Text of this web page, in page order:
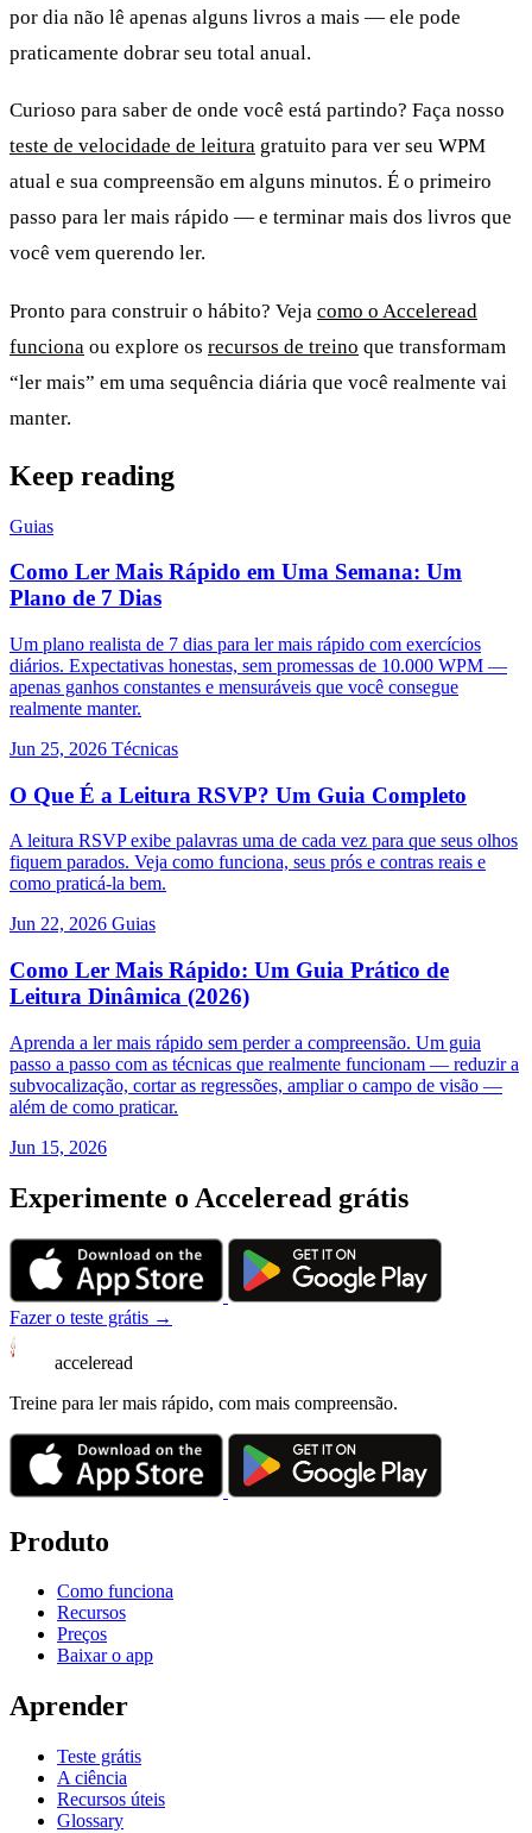
por dia não lê apenas alguns livros a mais — ele pode
praticamente dobrar seu total anual.
Curioso para saber de onde você está partindo? Faça nosso
teste de velocidade de leitura gratuito para ver seu WPM
atual e sua compreensão em alguns minutos. É o primeiro
passo para ler mais rápido — e terminar mais dos livros que
você vem querendo ler.
Pronto para construir o hábito? Veja como o Acceleread
funciona ou explore os recursos de treino que transformam
“ler mais” em uma sequência diária que você realmente vai
manter.
Keep reading
Guias
Como Ler Mais Rápido em Uma Semana: Um
Plano de 7 Dias
Um plano realista de 7 dias para ler mais rápido com exercícios
diários. Expectativas honestas, sem promessas de 10.000 WPM —
apenas ganhos constantes e mensuráveis que você consegue
realmente manter.
Jun 25, 2026 Técnicas
O Que É a Leitura RSVP? Um Guia Completo
A leitura RSVP exibe palavras uma de cada vez para que seus olhos
fiquem parados. Veja como funciona, seus prós e contras reais e
como praticá-la bem.
Jun 22, 2026 Guias
Como Ler Mais Rápido: Um Guia Prático de
Leitura Dinâmica (2026)
Aprenda a ler mais rápido sem perder a compreensão. Um guia
passo a passo com as técnicas que realmente funcionam — reduzir a
subvocalização, cortar as regressões, ampliar o campo de visão —
além de como praticar.
Jun 15, 2026
Experimente o Acceleread grátis
Fazer o teste grátis →
acceleread
Treine para ler mais rápido, com mais compreensão.
Produto
Como funciona
Recursos
Preços
Baixar o app
Aprender
Teste grátis
A ciência
Recursos úteis
Glossary